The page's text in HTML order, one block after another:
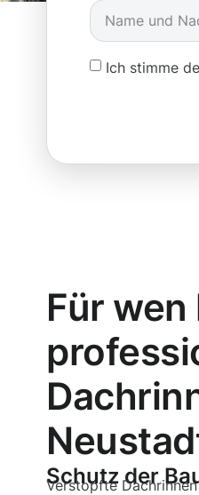
Ich stimme
Für
Schutz der
Verstopfte